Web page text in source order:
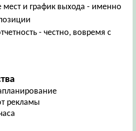
и график выхода - именно
- честно, вовремя с
рекламы